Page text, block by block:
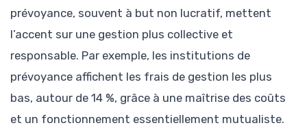
prévoyance, souvent à but non lucratif, mettent
l’accent sur une gestion plus collective et
responsable. Par exemple, les institutions de
prévoyance affichent les frais de gestion les plus
bas, autour de 14 %, grâce à une maîtrise des coûts
et un fonctionnement essentiellement mutualiste.